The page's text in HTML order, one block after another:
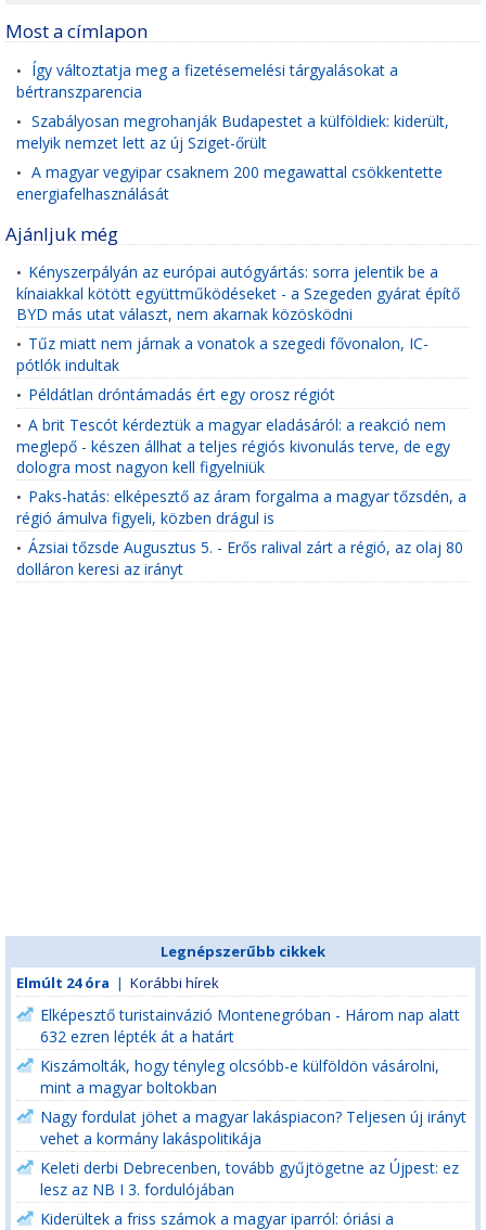
Most a címlapon
• Így változtatja meg a fizetésemelési tárgyalásokat a
bértranszparencia
• Szabályosan megrohanják Budapestet a külföldiek: kiderült,
melyik nemzet lett az új Sziget-őrült
• A magyar vegyipar csaknem 200 megawattal csökkentette
energiafelhasználását
Ajánljuk még
• Kényszerpályán az európai autógyártás: sorra jelentik be a
kínaiakkal kötött együttműködéseket - a Szegeden gyárat építő
BYD más utat választ, nem akarnak közösködni
• Tűz miatt nem járnak a vonatok a szegedi fővonalon, IC-
pótlók indultak
• Példátlan dróntámadás ért egy orosz régiót
• A brit Tescót kérdeztük a magyar eladásáról: a reakció nem
meglepő - készen állhat a teljes régiós kivonulás terve, de egy
dologra most nagyon kell figyelniük
• Paks-hatás: elképesztő az áram forgalma a magyar tőzsdén, a
régió ámulva figyeli, közben drágul is
• Ázsiai tőzsde Augusztus 5. - Erős ralival zárt a régió, az olaj 80
dolláron keresi az irányt
Legnépszerűbb cikkek
Elmúlt 24 óra | Korábbi hírek
Elképesztő turistainvázió Montenegróban - Három nap alatt
632 ezren lépték át a határt
Kiszámolták, hogy tényleg olcsóbb-e külföldön vásárolni,
mint a magyar boltokban
Nagy fordulat jöhet a magyar lakáspiacon? Teljesen új irányt
vehet a kormány lakáspolitikája
Keleti derbi Debrecenben, tovább gyűjtögetne az Újpest: ez
lesz az NB I 3. fordulójában
Kiderültek a friss számok a magyar iparról: óriási a